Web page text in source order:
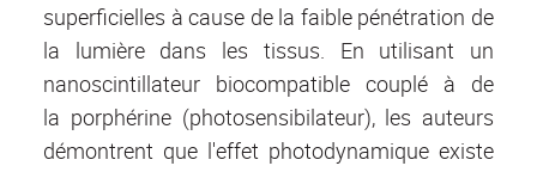
superficielles à cause de la faible pénétration de
la lumière dans les tissus. En utilisant un
nanoscintillateur biocompatible couplé à de
la porphérine (photosensibilateur), les auteurs
démontrent que l'effet photodynamique existe